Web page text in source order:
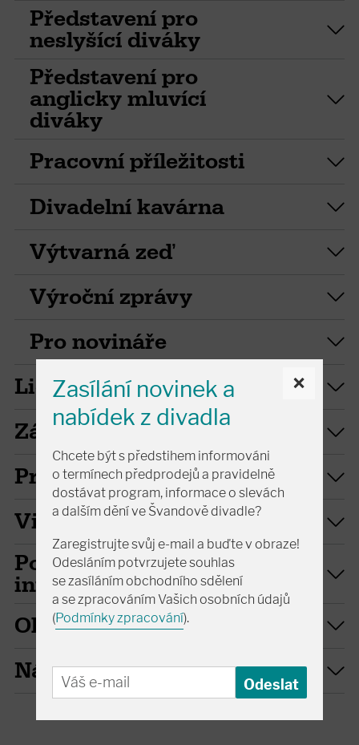
Představení pro
neslyšící diváky
Představení pro
anglicky mluvící
diváky
Pracovní příležitosti
Divadelní kavárna
Výtvarná zeď
Výroční zprávy
Pro novináře
Lidé
Zájezdy
Pronájem
Virtuální prohlídka
Povinně zveřejňované
informace
Obchodní podmínky
Návštěvní řád
×
Zasílání novinek a
nabídek z divadla
Chcete být s předstihem informováni
o termínech předprodejů a pravidelně
dostávat program, informace o slevách
a dalším dění ve Švandově divadle?
Zaregistrujte svůj e-mail a buďte v obraze!
Odesláním potvrzujete souhlas
se zasíláním obchodního sdělení
a se zpracováním Vašich osobních údajů
(Podmínky zpracování).